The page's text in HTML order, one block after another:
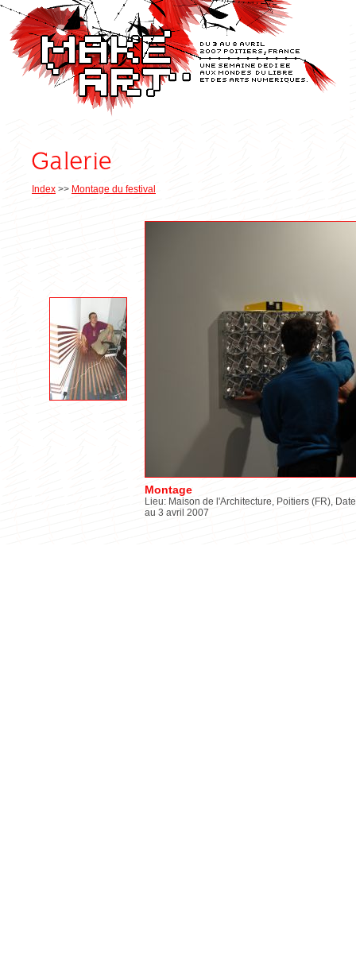
Index >> Montage du festival
Montage
Lieu: Maison de l'Architecture, Poitiers (FR),
au 3 avril 2007